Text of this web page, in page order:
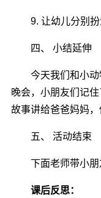
9. 让幼儿分别扮
四、 小结延伸
今天我们和小动
晚会，小朋友们记
故事讲给爸爸妈妈
五、 活动结束
下面老师带小朋
课后反思：